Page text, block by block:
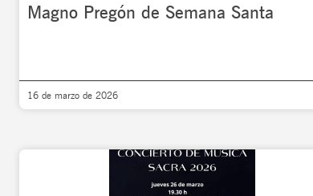
Magno Pregón de Semana Santa
16 de marzo de 2026